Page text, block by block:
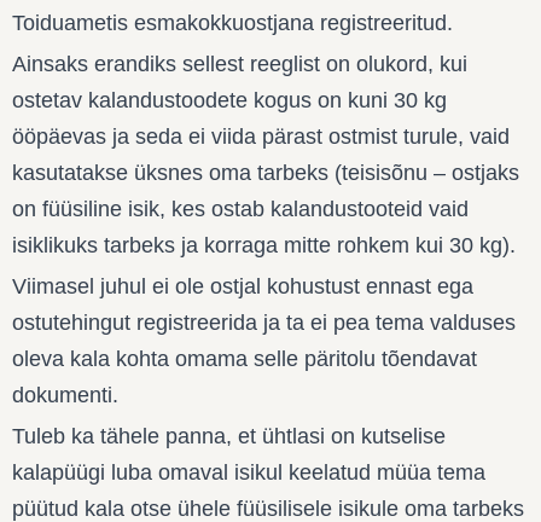
Toiduametis esmakokkuostjana registreeritud.
Ainsaks erandiks sellest reeglist on olukord, kui
ostetav kalandustoodete kogus on kuni 30 kg
ööpäevas ja seda ei viida pärast ostmist turule, vaid
kasutatakse üksnes oma tarbeks (teisisõnu – ostjaks
on füüsiline isik, kes ostab kalandustooteid vaid
isiklikuks tarbeks ja korraga mitte rohkem kui 30 kg).
Viimasel juhul ei ole ostjal kohustust ennast ega
ostutehingut registreerida ja ta ei pea tema valduses
oleva kala kohta omama selle päritolu tõendavat
dokumenti.
Tuleb ka tähele panna, et ühtlasi on kutselise
kalapüügi luba omaval isikul keelatud müüa tema
püütud kala otse ühele füüsilisele isikule oma tarbeks